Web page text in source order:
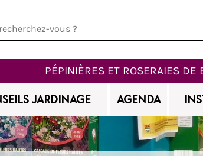
PÉPINIÈRES ET ROSERAIES DE
JARDINAGE AGENDA